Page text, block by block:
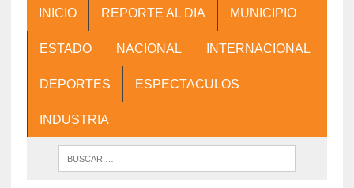
INICIO REPORTE AL DIA MUNICIPIO
ESTADO NACIONAL INTERNACIONAL
DEPORTES ESPECTACULOS
INDUSTRIA